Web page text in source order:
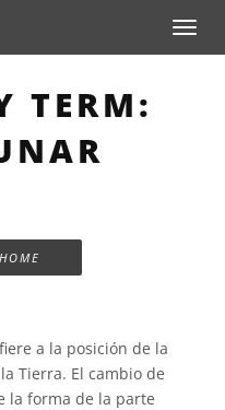
Toggle
TERM:
a la posición de la
Tierra. El cambio de
la forma de la parte